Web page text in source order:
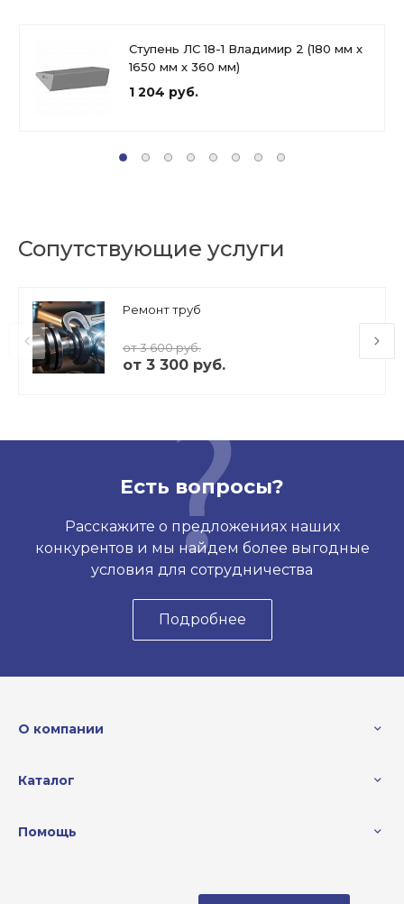
Ступень ЛС 18-1 Владимир 2 (180 мм х
1650 мм х 360 мм)
1 204 руб.
Сопутствующие услуги
Ремонт труб
от 3 600 руб.
от 3 300 руб.
Есть вопросы?
Расскажите о предложениях наших
конкурентов и мы найдем более выгодные
условия для сотрудничества
Подробнее
О компании
Каталог
Помощь